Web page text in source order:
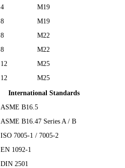
4
M19
8
M19
8
M22
8
M22
12
M25
12 M25
International Standards
ASME B16.5
ASME B16.47 Series A / B
ISO 7005-1 / 7005-2
EN 1092-1
DIN 2501